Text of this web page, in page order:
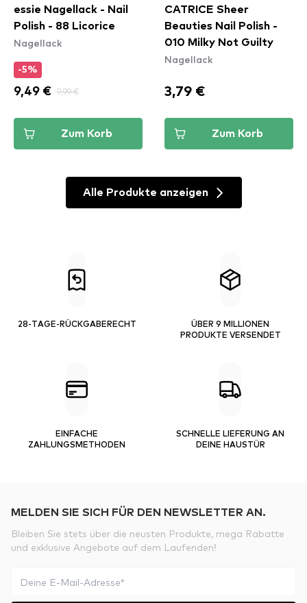
essie Nagellack - Nail
Polish - 88 Licorice
Nagellack
-5%
9,49 € 9,99 €
Zum Korb
CATRICE Sheer
Beauties Nail Polish -
010 Milky Not Guilty
Nagellack
3,79 €
Zum Korb
Alle Produkte anzeigen
28-TAGE-RÜCKGABERECHT
ÜBER 9 MILLIONEN
PRODUKTE VERSENDET
EINFACHE
ZAHLUNGSMETHODEN
SCHNELLE LIEFERUNG AN
DEINE HAUSTÜR
MELDEN SIE SICH FÜR DEN NEWSLETTER AN.
Bleiben Sie stets über die neusten Produkte, mega Rabatte
und exklusive Angebote auf dem Laufenden!